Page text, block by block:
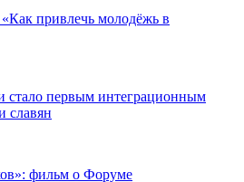
привлечь молодёжь в
стало первым интеграционным
славян
фильм о Форуме